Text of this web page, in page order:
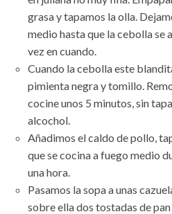
grasa y tapamos la olla.
medio hasta que la cebolla se
vez en cuando.
Cuando la cebolla este
pimienta negra y tomillo.
cocine unos 5 minutos, sin
alcochol.
Añadimos el caldo de pollo,
que se cocina a fuego medio
una hora.
Pasamos la sopa a unas
sobre ella dos tostadas de